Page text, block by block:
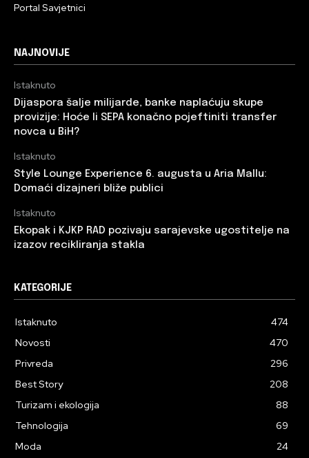
Portal Savjetnici
NAJNOVIJE
Istaknuto
Dijaspora šalje milijarde, banke naplaćuju skupe
provizije: Hoće li SEPA konačno pojeftiniti transfer
novca u BiH?
Istaknuto
Style Lounge Experience 6. augusta u Aria Mallu:
Domaći dizajneri bliže publici
Istaknuto
Ekopak i KJKP RAD pozivaju sarajevske ugostitelje na
izazov recikliranja stakla
KATEGORIJE
Istaknuto
474
Novosti
470
Privreda
296
Best Story
208
Turizam i ekologija
88
Tehnologija
69
Moda
24